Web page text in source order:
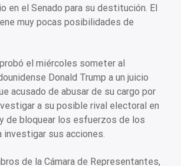
en el Senado para su destitución. El
muy pocas posibilidades de
el miércoles someter al
Donald Trump a un juicio
acusado de abusar de su cargo por
a su posible rival electoral en
de bloquear los esfuerzos de los
investigar sus acciones.
de la Cámara de Representantes,